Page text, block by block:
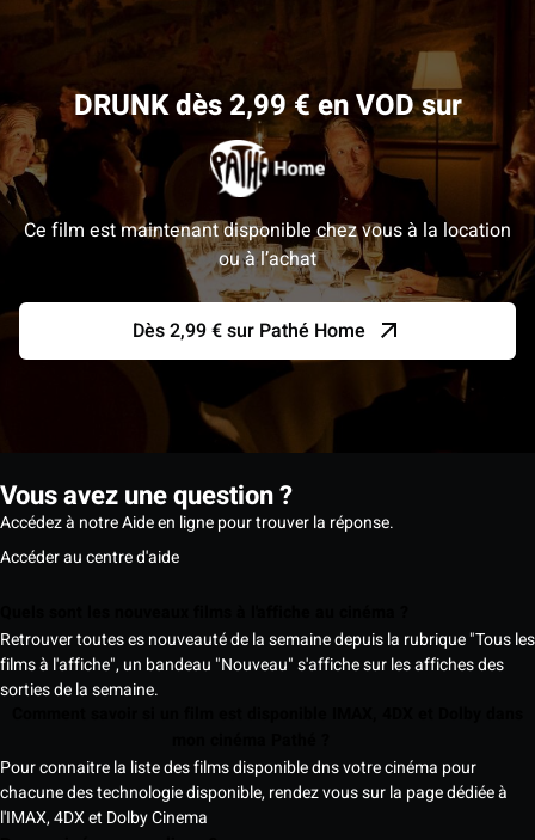
DRUNK dès 2,99 € en VOD sur
Ce film est maintenant disponible chez vous à la location
ou à l’achat
Dès 2,99 € sur Pathé Home
Vous avez une question ?
Accédez à notre Aide en ligne pour trouver la réponse.
Accéder au centre d'aide
Retrouver toutes es nouveauté de la semaine depuis la rubrique "Tous les
films à l'affiche", un bandeau "Nouveau" s'affiche sur les affiches des
sorties de la semaine.
Pour connaitre la liste des films disponible dns votre cinéma pour
chacune des technologie disponible, rendez vous sur la page dédiée à
l'IMAX, 4DX et Dolby Cinema